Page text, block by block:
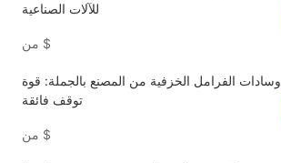
للآلات الصناعية
$
وسادات الفرامل الخزفية من المصنع بالجملة: قوة
توقف فائقة
$